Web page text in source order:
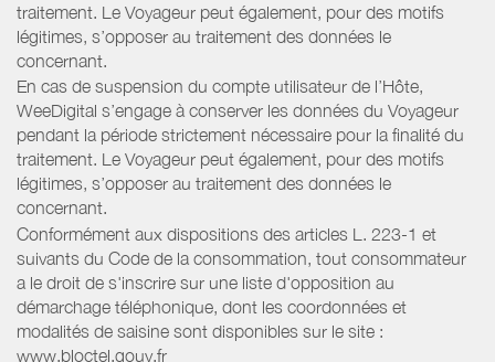
traitement. Le Voyageur peut également, pour des motifs
légitimes, s’opposer au traitement des données le
concernant.
En cas de suspension du compte utilisateur de l’Hôte,
WeeDigital s’engage à conserver les données du Voyageur
pendant la période strictement nécessaire pour la finalité du
traitement. Le Voyageur peut également, pour des motifs
légitimes, s’opposer au traitement des données le
concernant.
Conformément aux dispositions des articles L. 223-1 et
suivants du Code de la consommation, tout consommateur
a le droit de s'inscrire sur une liste d'opposition au
démarchage téléphonique, dont les coordonnées et
modalités de saisine sont disponibles sur le site :
www.bloctel.gouv.fr